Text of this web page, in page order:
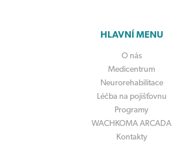
HLAVNÍ MENU
O nás
Medicentrum
Neurorehabilitace
Léčba na pojišťovnu
Programy
WACHKOMA ARCADA
Kontakty